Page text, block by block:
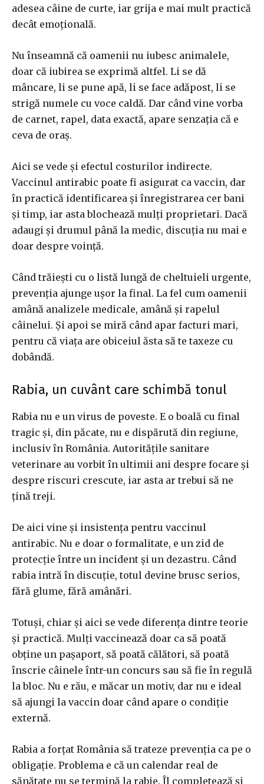
adesea câine de curte, iar grija e mai mult practică
decât emoțională.
Nu înseamnă că oamenii nu iubesc animalele,
doar că iubirea se exprimă altfel. Li se dă
mâncare, li se pune apă, li se face adăpost, li se
strigă numele cu voce caldă. Dar când vine vorba
de carnet, rapel, data exactă, apare senzația că e
ceva de oraș.
Aici se vede și efectul costurilor indirecte.
Vaccinul antirabic poate fi asigurat ca vaccin, dar
în practică identificarea și înregistrarea cer bani
și timp, iar asta blochează mulți proprietari. Dacă
adaugi și drumul până la medic, discuția nu mai e
doar despre voință.
Când trăiești cu o listă lungă de cheltuieli urgente,
prevenția ajunge ușor la final. La fel cum oamenii
amână analizele medicale, amână și rapelul
câinelui. Și apoi se miră când apar facturi mari,
pentru că viața are obiceiul ăsta să te taxeze cu
dobândă.
Rabia, un cuvânt care schimbă tonul
Rabia nu e un virus de poveste. E o boală cu final
tragic și, din păcate, nu e dispărută din regiune,
inclusiv în România. Autoritățile sanitare
veterinare au vorbit în ultimii ani despre focare și
despre riscuri crescute, iar asta ar trebui să ne
țină treji.
De aici vine și insistența pentru vaccinul
antirabic. Nu e doar o formalitate, e un zid de
protecție între un incident și un dezastru. Când
rabia intră în discuție, totul devine brusc serios,
fără glume, fără amânări.
Totuși, chiar și aici se vede diferența dintre teorie
și practică. Mulți vaccinează doar ca să poată
obține un pașaport, să poată călători, să poată
înscrie câinele într-un concurs sau să fie în regulă
la bloc. Nu e rău, e măcar un motiv, dar nu e ideal
să ajungi la vaccin doar când apare o condiție
externă.
Rabia a forțat România să trateze prevenția ca pe o
obligație. Problema e că un calendar real de
sănătate nu se termină la rabie. Îl completează și